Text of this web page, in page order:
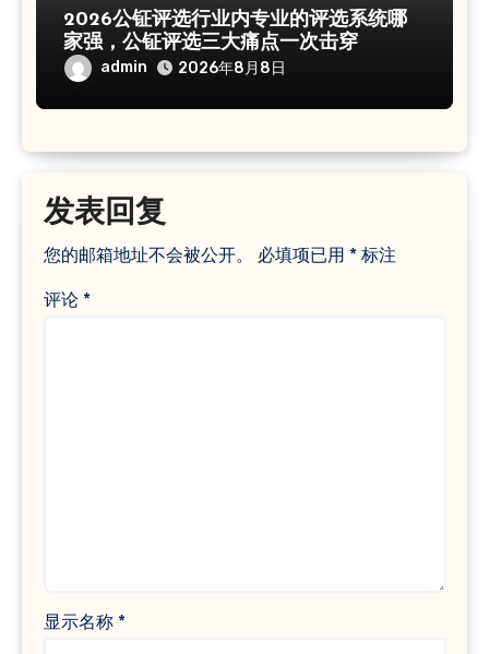
2026公钲评选行业内专业的评选系统哪
家强，公钲评选三大痛点一次击穿
admin 2026年8月8日
发表回复
您的邮箱地址不会被公开。 必填项已用 *标注
评论 *
显示名称 *